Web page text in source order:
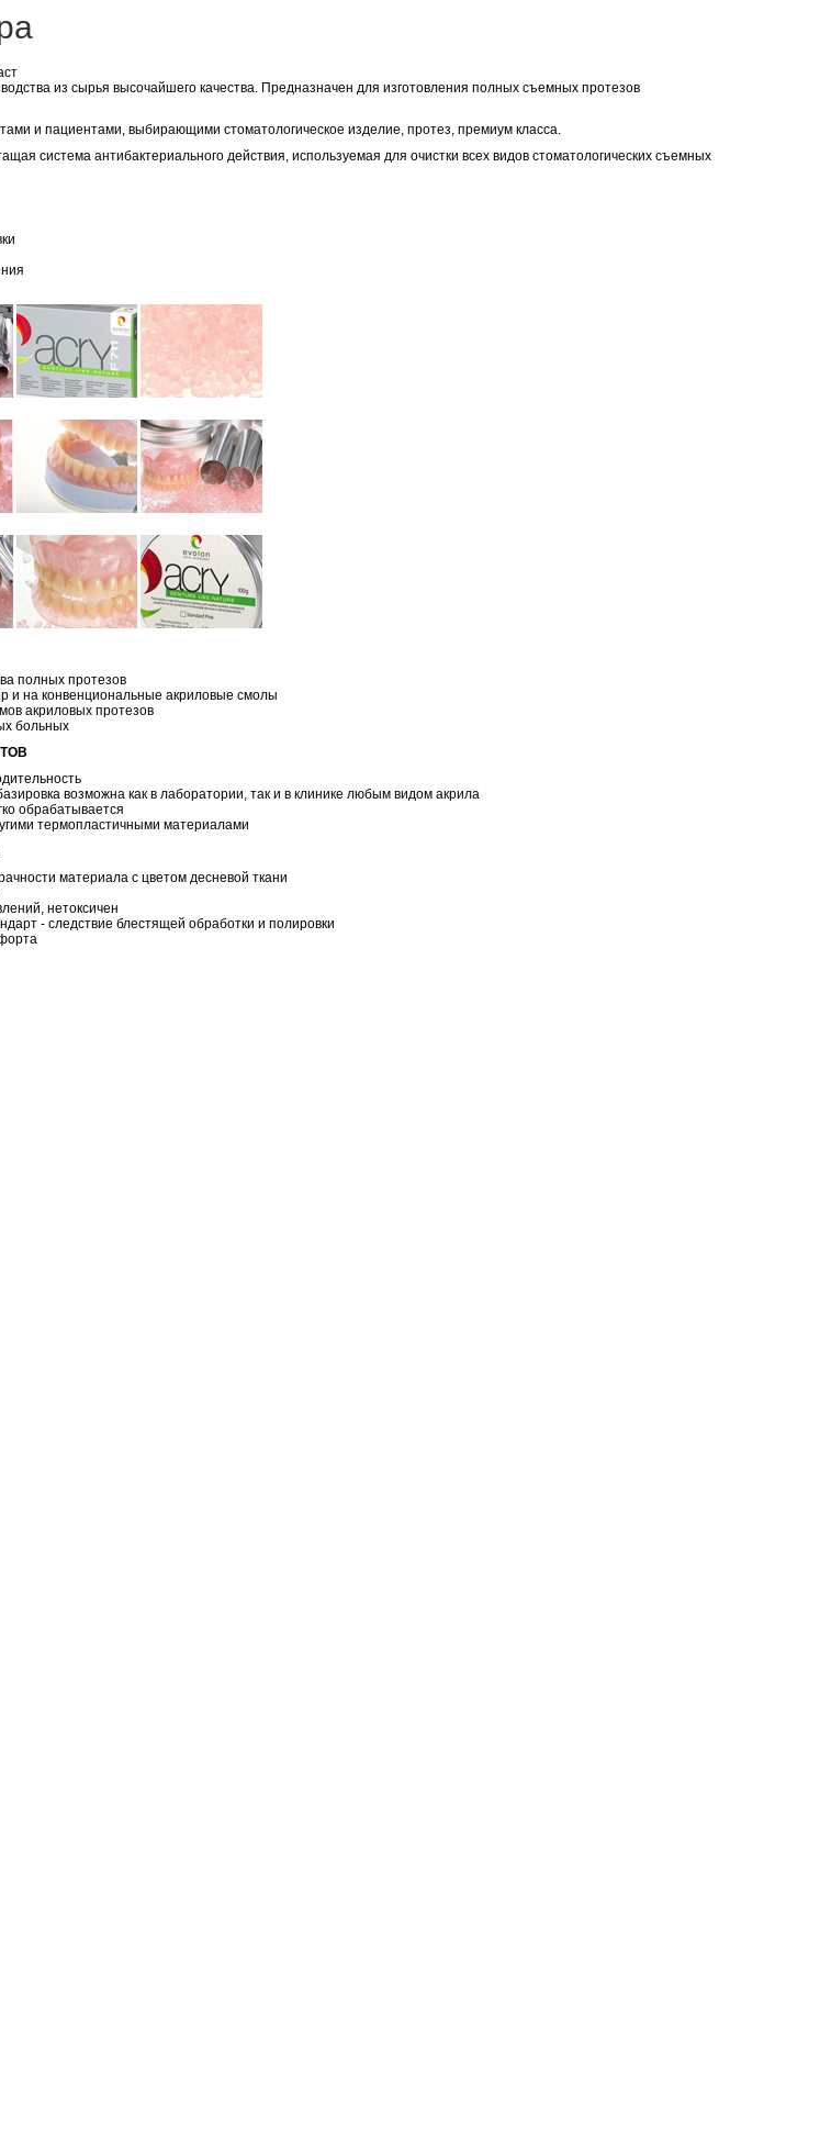
из сырья высочайшего качества. Предназначен для изготовления полных съемных протезов
и пациентами, выбирающими стоматологическое изделие, протез, премиум класса.
система антибактериального действия, используемая для очистки всех видов стоматологических съемных
полных протезов
и на конвенциональные акриловые смолы
акриловых протезов
больных
возможна как в лаборатории, так и в клинике любым видом акрила
обрабатывается
термопластичными материалами
материала с цветом десневой ткани
нетоксичен
- следствие блестящей обработки и полировки